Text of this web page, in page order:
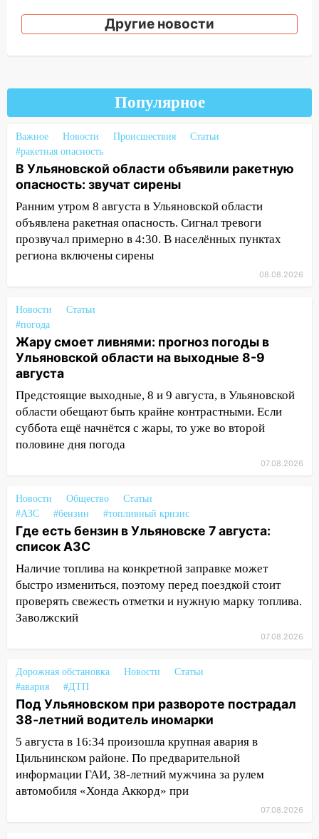
13:30 В Ульяновске транспортные
полицейские проведут акцию «Час
обокрали женщину на пляже и
подростка в сквере
выбросил из машины страйкбольную
гранату: его задержали
12:34 На Ульяновскую область
надвигается сильнейшая непогода: град
и шквал до 27 м/с
12:31 Ульяновец хотел купить иномарку
из Европы и потерял 760 тысяч рублей
пострадал 14-летний подросток
12:00
Где есть бензин в Ульяновске 7
августа: список АЗС
11:50
случайно задушил его: суд вынес
приговор
11:38 В Ленинском районе пожар
полностью уничтожил дачный дом и
11:38
В Госдуме предложили отменить
ЕГЭ с 2027 года
11:25
В Ульяновске ИИ будет выявлять
площадках
11:20 Ульяновская шахматистка
Валерия Клейменова выиграла два
доску декабристу Кондратию Рылееву
10:40 В Ульяновске спасатели ночью
нашли потерявшегося в заброшенных
садах 79-летнего мужчину
10:26 На нескольких улицах Ульяновска
временно отключили холодную воду
10:14 В Ульяновске двоих участников
Другие новости
Популярное
Важное Новости Происшествия
Статьи
#ракетная опасность
В Ульяновской области объявили ракетную
опасность: звучат сирены
Ранним утром 8 августа в Ульяновской области
объявлена ракетная опасность. Сигнал тревоги
прозвучал примерно в 4:30. В населённых пунктах
региона включены сирены
08.08.2026
Новости
Статьи
#погода
Жару смоет ливнями: прогноз погоды в
Ульяновской области на выходные 8-9
августа
Предстоящие выходные, 8 и 9 августа, в Ульяновской
области обещают быть крайне контрастными. Если
суббота ещё начнётся с жары, то уже во второй
половине дня погода
07.08.2026
Новости Общество
Статьи
#АЗС
#бензин #топливный кризис
Где есть бензин в Ульяновске 7 августа:
список АЗС
Наличие топлива на конкретной заправке может
быстро измениться, поэтому перед поездкой стоит
проверять свежесть отметки и нужную марку топлива.
Заволжский
07.08.2026
Дорожная обстановка Новости
Статьи
#авария
#ДТП
Под Ульяновском при развороте пострадал
38-летний водитель иномарки
5 августа в 16:34 произошла крупная авария в
Цильнинском районе. По предварительной
информации ГАИ, 38-летний мужчина за рулем
автомобиля «Хонда Аккорд» при
07.08.2026